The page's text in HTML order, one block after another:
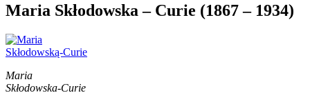
Maria Skłodowska – Curie (1867 – 1934)
Maria
Skłodowska-Curie